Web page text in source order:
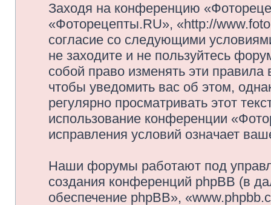
Заходя на конференцию
«Фоторецепты.RU», «http://
согласие со следующими
не заходите и не пользуйтесь
собой право изменять эти
чтобы уведомить вас об этом,
регулярно просматривать этот
использование конференции
исправления условий означает
Наши форумы работают под
создания конференций phpBB (в
обеспечение phpBB»,